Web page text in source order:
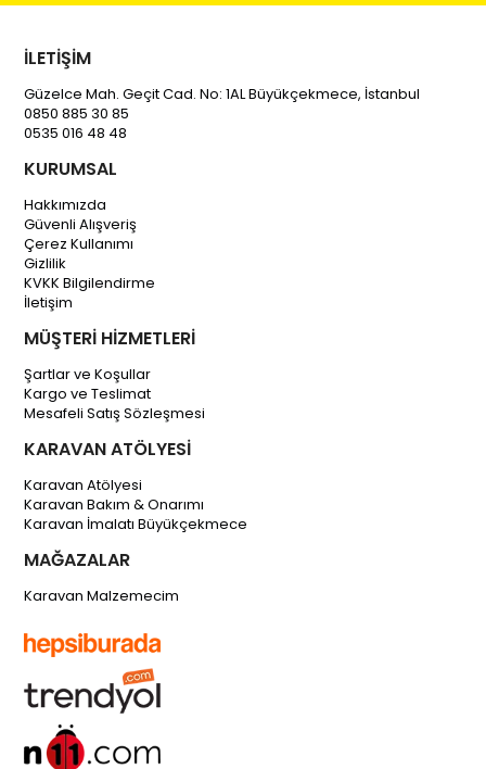
İLETİŞİM
Güzelce Mah. Geçit Cad. No: 1AL Büyükçekmece, İstanbul
0850 885 30 85
0535 016 48 48
KURUMSAL
Hakkımızda
Güvenli Alışveriş
Çerez Kullanımı
Gizlilik
KVKK Bilgilendirme
İletişim
MÜŞTERİ HİZMETLERİ
Şartlar ve Koşullar
Kargo ve Teslimat
Mesafeli Satış Sözleşmesi
KARAVAN ATÖLYESİ
Karavan Atölyesi
Karavan Bakım & Onarımı
Karavan İmalatı Büyükçekmece
MAĞAZALAR
Karavan Malzemecim